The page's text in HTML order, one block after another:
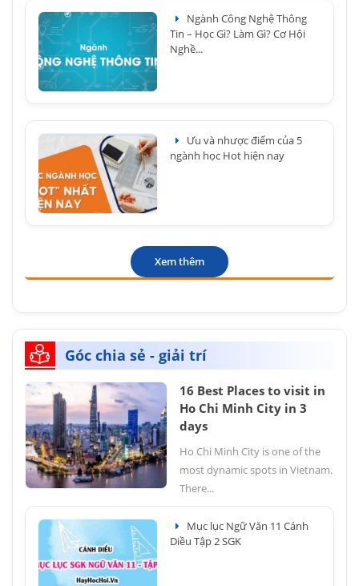
Ngành Công Nghệ Thông
Tin – Học Gì? Làm Gì? Cơ Hội
Nghề...
Ưu và nhược điểm của 5
ngành học Hot hiện nay
Xem thêm
Góc chia sẻ - giải trí
16 Best Places to visit in
Ho Chi Minh City in 3
days
Ho Chi Minh City is one of the
most dynamic spots in Vietnam.
There...
Mục lục Ngữ Văn 11 Cánh
Diều Tập 2 SGK